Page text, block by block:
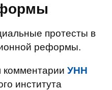
протесты в
реформы.
комментарии УНН
института